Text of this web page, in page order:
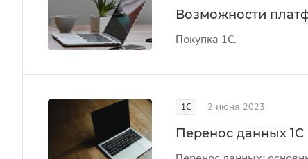
Возможности
Покупка 1С.
1С 2 июня 2023
Перенос данных